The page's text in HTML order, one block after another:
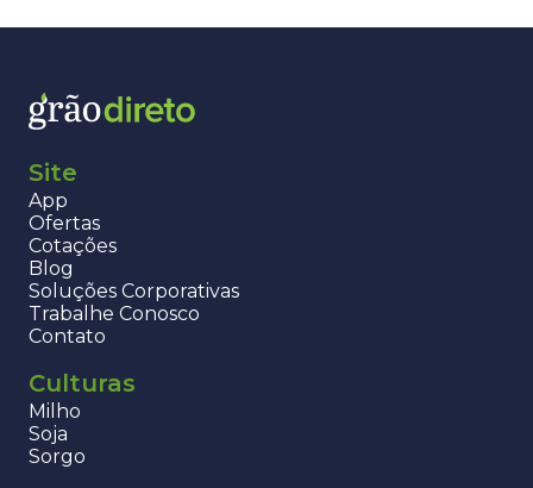
Site
App
Ofertas
Cotações
Blog
Soluções Corporativas
Trabalhe Conosco
Contato
Culturas
Milho
Soja
Sorgo